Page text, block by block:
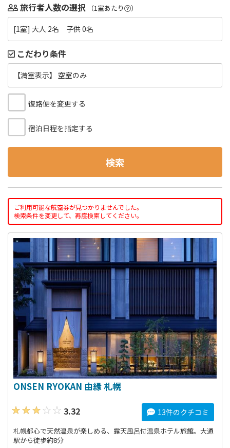
旅行者人数の選択 （1室あたり ）
[1室] 大人 2名 子供 0名
こだわり条件
【満室表示】 空室のみ
復路便を変更する
宿泊日程を指定する
検索
ご利用可能な航空券が見つかりませんでした。
検索条件を変更して、再度検索してください。
ONSEN RYOKAN 由縁 札幌
3.32
13件のクチコミ
札幌都心で天然温泉が楽しめる、露天風呂付温泉ホテル旅館。大通
駅から徒歩約8分